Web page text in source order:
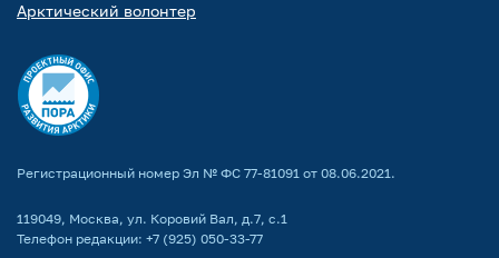
Арктический волонтер
Регистрационный номер Эл № ФС 77-81091 от 08.06.2021.
119049, Москва, ул. Коровий Вал, д.7, с.1
Телефон редакции: +7 (925) 050-33-77